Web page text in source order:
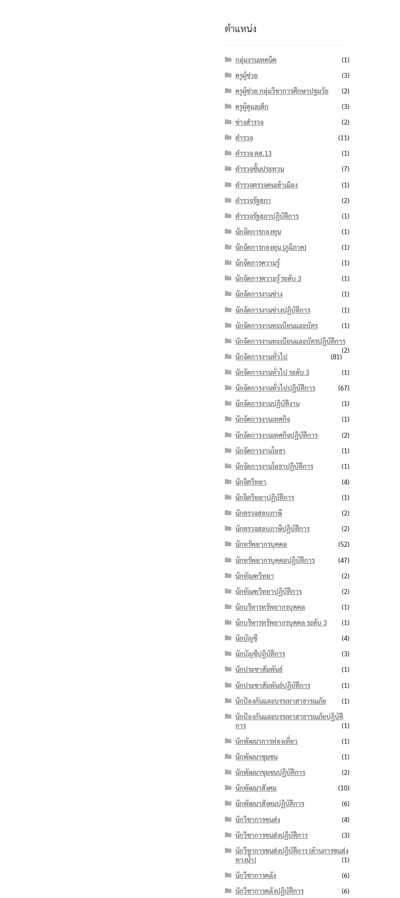
ตำแหน่ง
กลุ่มงานเทคนิค
(1)
ครูผู้ช่วย
(3)
ครูผู้ช่วย กลุ่มวิชาการศึกษาปฐมวัย
(2)
ครูผู้ดูแลเด็ก
(3)
ช่างสำรวจ
(2)
ตำรวจ
(11)
ตำรวจ ตส.13
(1)
ตำรวจชั้นประทวน
(7)
ตำรวจตรวจคนเข้าเมือง
(1)
ตำรวจรัฐสภา
(2)
ตำรวจรัฐสภาปฏิบัติการ
(1)
นักจัดการกองทุน
(1)
นักจัดการกองทุน (ภูมิภาค)
(1)
นักจัดการความรู้
(1)
นักจัดการความรู้ ระดับ 3
(1)
นักจัดการงานช่าง
(1)
นักจัดการงานช่างปฏิบัติการ
(1)
นักจัดการงานทะเบียนและบัตร
(1)
นักจัดการงานทะเบียนและบัตรปฏิบัติการ
(2)
นักจัดการงานทั่วไป
(81)
นักจัดการงานทั่วไป ระดับ 3
(1)
นักจัดการงานทั่วไปปฏิบัติการ
(67)
นักจัดการงานปฏิบัติงาน
(1)
นักจัดการงานเทศกิจ
(1)
นักจัดการงานเทศกิจปฏิบัติการ
(2)
นักจัดการงานโยธา
(1)
นักจัดการงานโยธาปฏิบัติการ
(1)
นักจิตวิทยา
(4)
นักจิตวิทยาปฏิบัติการ
(1)
นักตรวจสอบภาษี
(2)
นักตรวจสอบภาษีปฏิบัติการ
(2)
นักทรัพยากรบุคคล
(52)
นักทรัพยากรบุคคลปฏิบัติการ
(47)
นักทัณฑวิทยา
(2)
นักทัณฑวิทยาปฏิบัติการ
(2)
นักบริหารทรัพยากรบุคคล
(1)
นักบริหารทรัพยากรบุคคล ระดับ 3
(1)
นักบัญชี
(4)
นักบัญชีปฏิบัติการ
(3)
นักประชาสัมพันธ์
(1)
นักประชาสัมพันธ์ปฏิบัติการ
(1)
นักป้องกันและบรรเทาสาธารณภัย
(1)
นักป้องกันและบรรเทาสาธารณภัยปฏิบัติ
การ
(1)
นักพัฒนาการท่องเที่ยว
(1)
นักพัฒนาชุมชน
(1)
นักพัฒนาชุมชนปฏิบัติการ
(2)
นักพัฒนาสังคม
(10)
นักพัฒนาสังคมปฏิบัติการ
(6)
นักวิชาการขนส่ง
(4)
นักวิชาการขนส่งปฏิบัติการ
(3)
นักวิชาการขนส่งปฏิบัติการ (ด้านการขนส่ง
ทางน้ำ)
(1)
นักวิชาการคลัง
(6)
นักวิชาการคลังปฏิบัติการ
(6)